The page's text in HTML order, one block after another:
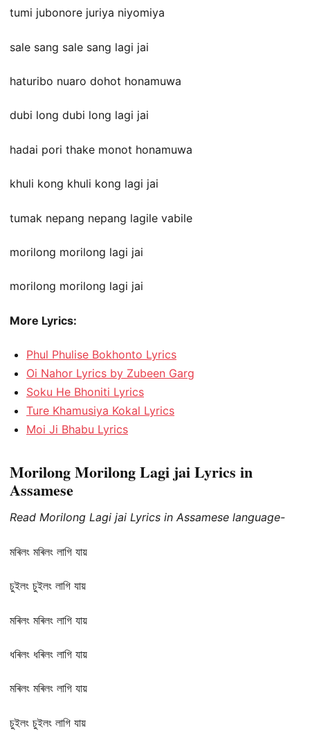
tumi jubonore juriya niyomiya
sale sang sale sang lagi jai
haturibo nuaro dohot honamuwa
dubi long dubi long lagi jai
hadai pori thake monot honamuwa
khuli kong khuli kong lagi jai
tumak nepang nepang lagile vabile
morilong morilong lagi jai
morilong morilong lagi jai
More Lyrics:
Phul Phulise Bokhonto Lyrics
Oi Nahor Lyrics by Zubeen Garg
Soku He Bhoniti Lyrics
Ture Khamusiya Kokal Lyrics
Moi Ji Bhabu Lyrics
Morilong Morilong Lagi jai Lyrics in
Assamese
Read Morilong Lagi jai Lyrics in Assamese language-
মৰিলং মৰিলং লাগি যায়
চুইলং চুইলং লাগি যায়
মৰিলং মৰিলং লাগি যায়
ধৰিলং ধৰিলং লাগি যায়
মৰিলং মৰিলং লাগি যায়
চুইলং চুইলং লাগি যায়